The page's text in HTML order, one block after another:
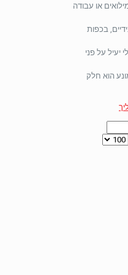
או עבודה
בכפות
יעיל על פני
הוא חלק